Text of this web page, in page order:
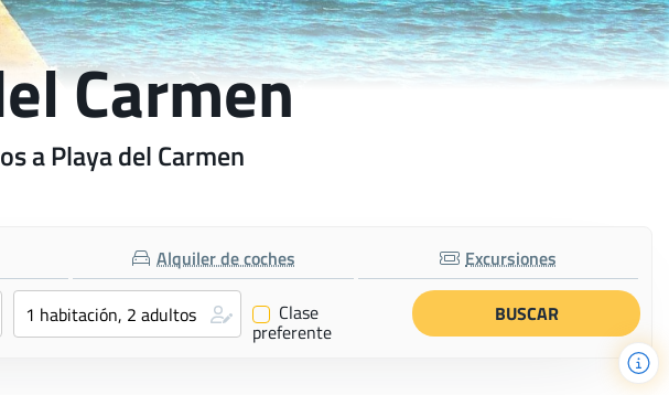
Carmen
a Playa del Carmen
Alquiler de coches Excursiones
✔ Clase
preferente